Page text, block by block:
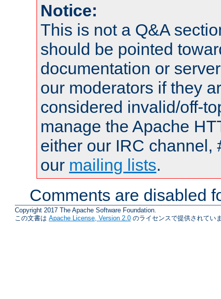
Notice:
This is not a Q&A
should be pointed
documentation or
our moderators if they
considered invalid/off-
manage the Apache
either our IRC channel,
our mailing lists.
Comments are disabled
Copyright 2017 The Apache Software Foundation.
この文書は Apache License, Version 2.0 のライセンスで提供されてい